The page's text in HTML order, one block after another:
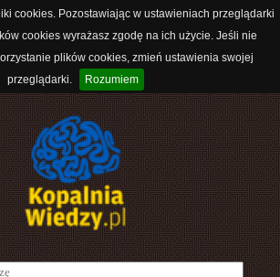
cookies. Pozostawiając w ustawieniach przeglądarki
cookies wyrażasz zgodę na ich użycie. Jeśli nie
plików cookies, zmień ustawienia swojej
przeglądarki.
Rozumiem